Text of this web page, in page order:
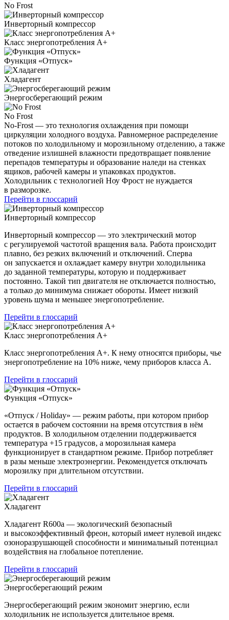
No Frost
Инверторный компрессор
Класс энергопотребления А+
Функция «Отпуск»
Хладагент
Энергосберегающий режим
No Frost
No-Frost — это технология охлаждения при помощи
циркуляции холодного воздуха. Равномерное распределение
потоков по холодильному и морозильному отделению, а также
отведение излишней влажности предотвращает появление
перепадов температуры и образование наледи на стенках
ящиков, рабочей камеры и упаковках продуктов.
Холодильник с технологией Ноу Фрост не нуждается
в разморозке.
Перейти в глоссарий
Инверторный компрессор
Инверторный компрессор — это электрический мотор
с регулируемой частотой вращения вала. Работа происходит
плавно, без резких включений и отключений. Сперва
он запускается и охлаждает камеру внутри холодильника
до заданной температуры, которую и поддерживает
постоянно. Такой тип двигателя не отключается полностью,
а только до минимума снижает обороты. Имеет низкий
уровень шума и меньшее энергопотребление.
Перейти в глоссарий
Класс энергопотребления А+
Класс энергопотребления А+. К нему относятся приборы, чье
энергопотребление на 10% ниже, чему приборов класса А.
Перейти в глоссарий
Функция «Отпуск»
«Отпуск / Holiday» — режим работы, при котором прибор
остается в рабочем состоянии на время отсутствия в нём
продуктов. В холодильном отделении поддерживается
температура +15 градусов, а морозильная камера
функционирует в стандартном режиме. Прибор потребляет
в разы меньше электроэнергии. Рекомендуется отключать
морозилку при длительном отсутствии.
Перейти в глоссарий
Хладагент
Хладагент R600a — экологический безопасный
и высокоэффективный фреон, который имеет нулевой индекс
озоноразрушающей способности и минимальный потенциал
воздействия на глобальное потепление.
Перейти в глоссарий
Энергосберегающий режим
Энергосберегающий режим экономит энергию, если
холодильник не используется длительное время.